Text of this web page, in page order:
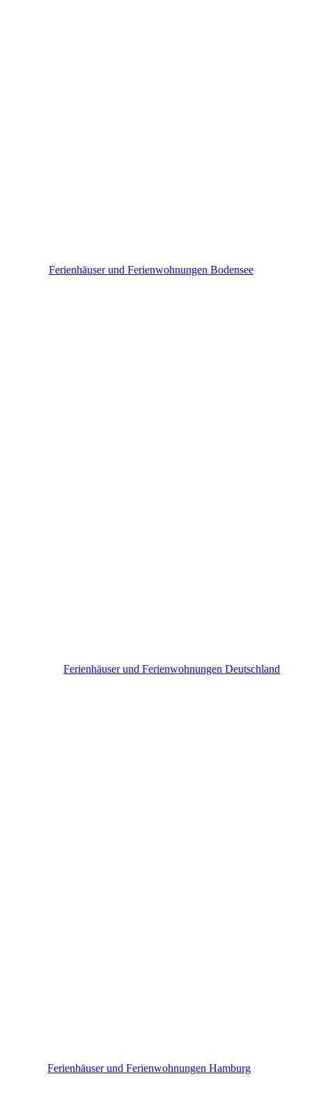
Ferienhäuser und Ferienwohnungen Bodensee
Ferienhäuser und Ferienwohnungen Deutschland
Ferienhäuser und Ferienwohnungen Hamburg